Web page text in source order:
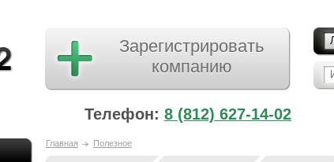
Зарегистрировать
компанию
Телефон: 8 (812) 627-14-02
Главная Полезное